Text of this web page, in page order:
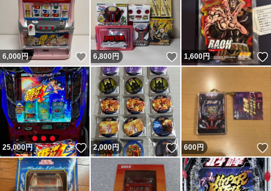
6,000円 いいね！
6,800円 いいね！
1,600円
25,000円 いいね！
2,000円 いいね！
600円